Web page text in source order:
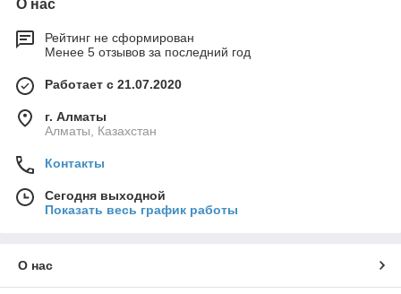
О нас
Рейтинг не сформирован
Менее 5 отзывов за последний год
Работает с 21.07.2020
г. Алматы
Алматы, Казахстан
Контакты
Сегодня выходной
Показать весь график работы
О нас